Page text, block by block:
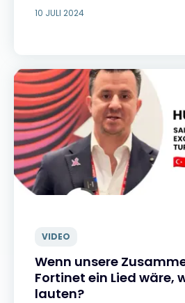
10 JULI 2024
VIDEO
Wenn unsere
Fortinet ein Lied wäre,
lauten?